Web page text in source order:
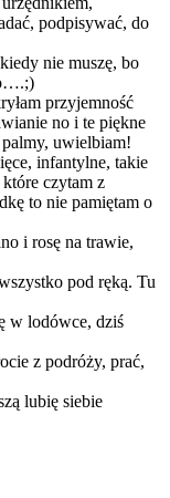
podpisywać, do
nie muszę, bo
przyjemność
no i te piękne
palmy, uwielbiam!
infantylne, takie
które czytam z
to nie pamiętam o
i rosę na trawie,
pod ręką. Tu
w lodówce, dziś
z podróży, prać,
lubię siebie